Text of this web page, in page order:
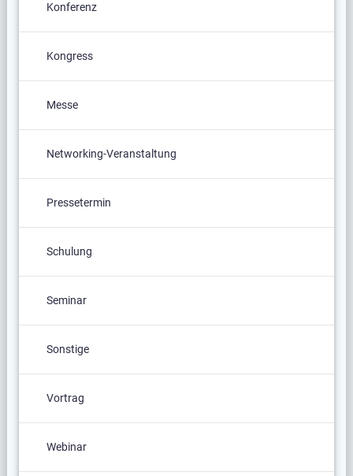
Konferenz
Kongress
Messe
Networking-Veranstaltung
Pressetermin
Schulung
Seminar
Sonstige
Vortrag
Webinar